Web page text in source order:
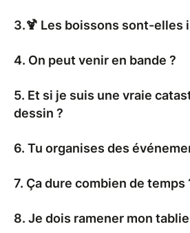
3.🍹 Les boissons sont-elles
4. On peut venir en bande ?
5. Et si je suis une vraie
dessin ?
6. Tu organises des
7. Ça dure combien de temps
8. Je dois ramener mon